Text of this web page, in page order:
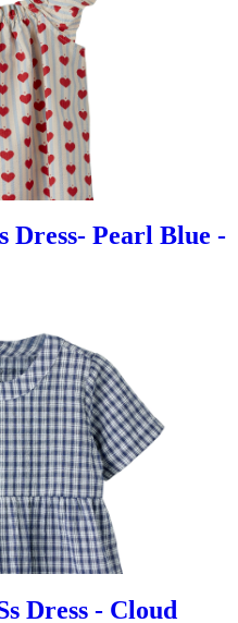
Dress- Pearl Blue -
Dress - Cloud